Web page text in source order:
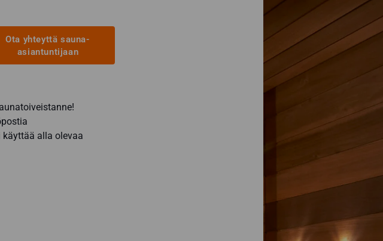
Ota yhteyttä sauna-
asiantuntijaan
alla olevaa